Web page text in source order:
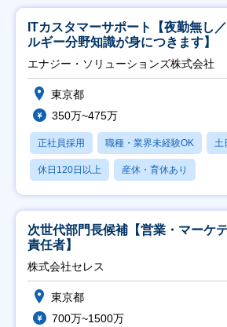
ITカスタマーサポート【夜勤無し
ルギー分野知識が身につきます】
エナジー・ソリューションズ株式会社
東京都
350万~475万
正社員採用 職種・業界未経験OK 土
休日120日以上 産休・育休あり
次世代部門長候補【営業・マーケ
責任者】
株式会社セレス
東京都
700万~1500万